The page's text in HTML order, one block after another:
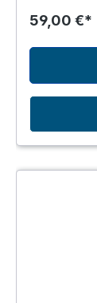
59,00 €*